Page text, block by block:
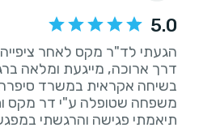
5.0
דרך ארוכה, מייגעת ומלאה
בשיחה אקראית במשרד
משפחה שטופלה ע"י דר מקס
תיאמתי פגישה והרגשתי